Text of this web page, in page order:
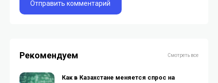
Рекомендуем Смотреть все
Как в Казахстане меняется спрос на